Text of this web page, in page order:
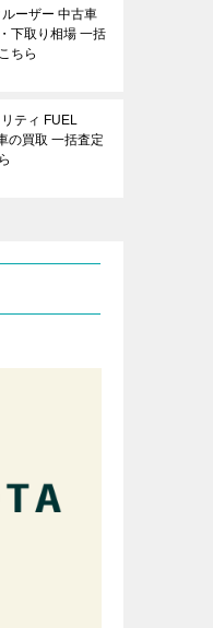
ルーザー 中古車
下取り相場 一括
ちら
ティ FUEL
の買取 一括査定